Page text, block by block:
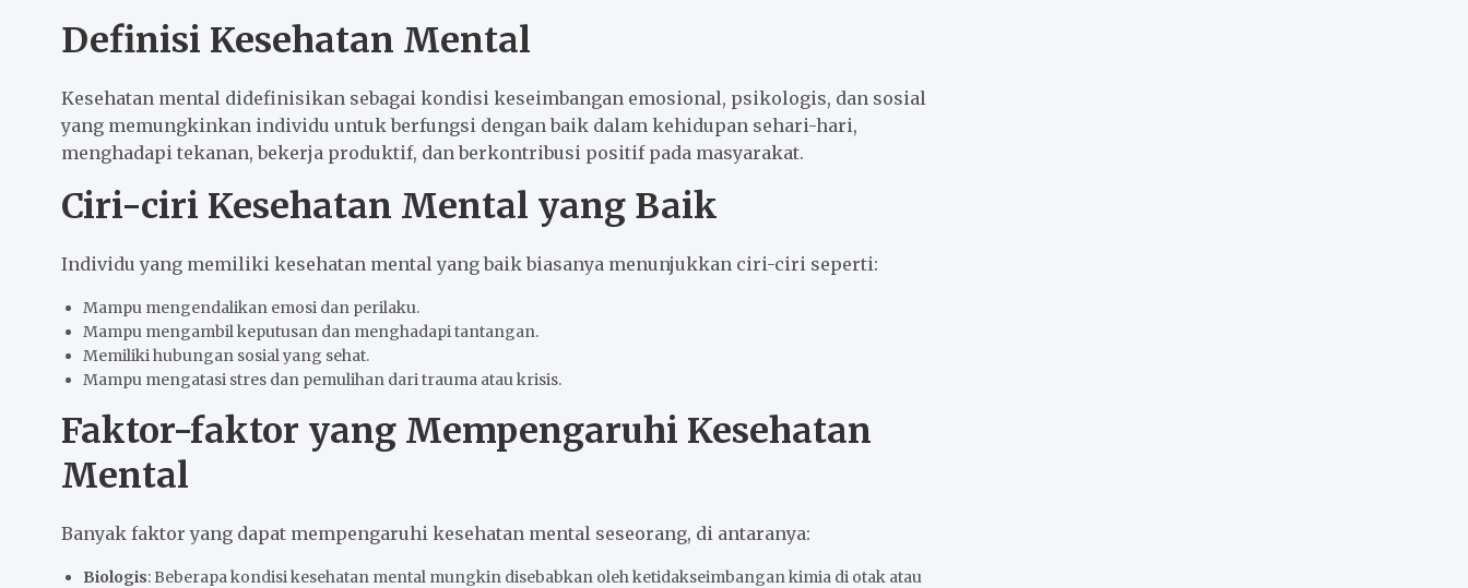
Definisi Kesehatan Mental
Kesehatan mental didefinisikan sebagai kondisi keseimbangan emosional, psikologis, dan sosial
yang memungkinkan individu untuk berfungsi dengan baik dalam kehidupan sehari-hari,
menghadapi tekanan, bekerja produktif, dan berkontribusi positif pada masyarakat.
Ciri-ciri Kesehatan Mental yang Baik
Individu yang memiliki kesehatan mental yang baik biasanya menunjukkan ciri-ciri seperti:
Mampu mengendalikan emosi dan perilaku.
Mampu mengambil keputusan dan menghadapi tantangan.
Memiliki hubungan sosial yang sehat.
Mampu mengatasi stres dan pemulihan dari trauma atau krisis.
Faktor-faktor yang Mempengaruhi Kesehatan
Mental
Banyak faktor yang dapat mempengaruhi kesehatan mental seseorang, di antaranya:
Biologis: Beberapa kondisi kesehatan mental mungkin disebabkan oleh ketidakseimbangan kimia di otak atau